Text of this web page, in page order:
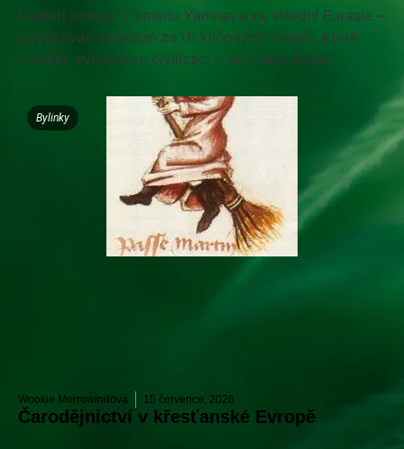
Dealeři konopí z kmenu Yamnaya ze střední Eurasie –
považován za jeden ze tří klíčových kmenů, které
založily evropskou civilizaci – se v této době...
Bylinky
Wookie Morrowindová 15 července, 2026
Čarodějnictví v křesťanské Evropě